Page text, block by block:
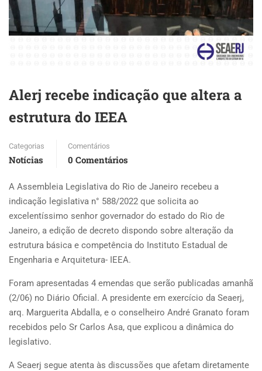
Alerj recebe indicação que altera a
estrutura do IEEA
Categorias
Notícias
Comentários
0 Comentários
A Assembleia Legislativa do Rio de Janeiro recebeu a
indicação legislativa n° 588/2022 que solicita ao
excelentíssimo senhor governador do estado do Rio de
Janeiro, a edição de decreto dispondo sobre alteração da
estrutura básica e competência do Instituto Estadual de
Engenharia e Arquitetura- IEEA.
Foram apresentadas 4 emendas que serão publicadas amanhã
(2/06) no Diário Oficial. A presidente em exercício da Seaerj,
arq. Marguerita Abdalla, e o conselheiro André Granato foram
recebidos pelo Sr Carlos Asa, que explicou a dinâmica do
legislativo.
A Seaerj segue atenta às discussões que afetam diretamente